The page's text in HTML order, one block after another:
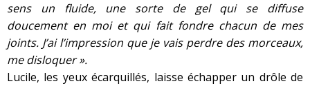
sens un fluide, une sorte de gel qui se diffuse
doucement en moi et qui fait fondre chacun de mes
joints. J’ai l’impression que je vais perdre des morceaux,
me disloquer ».
Lucile, les yeux écarquillés, laisse échapper un drôle de